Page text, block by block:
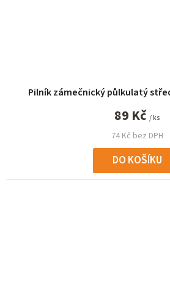
Pilník zámečnický půlkulatý
74 Kč bez DPH
89 Kč / ks
DO KOŠÍKU